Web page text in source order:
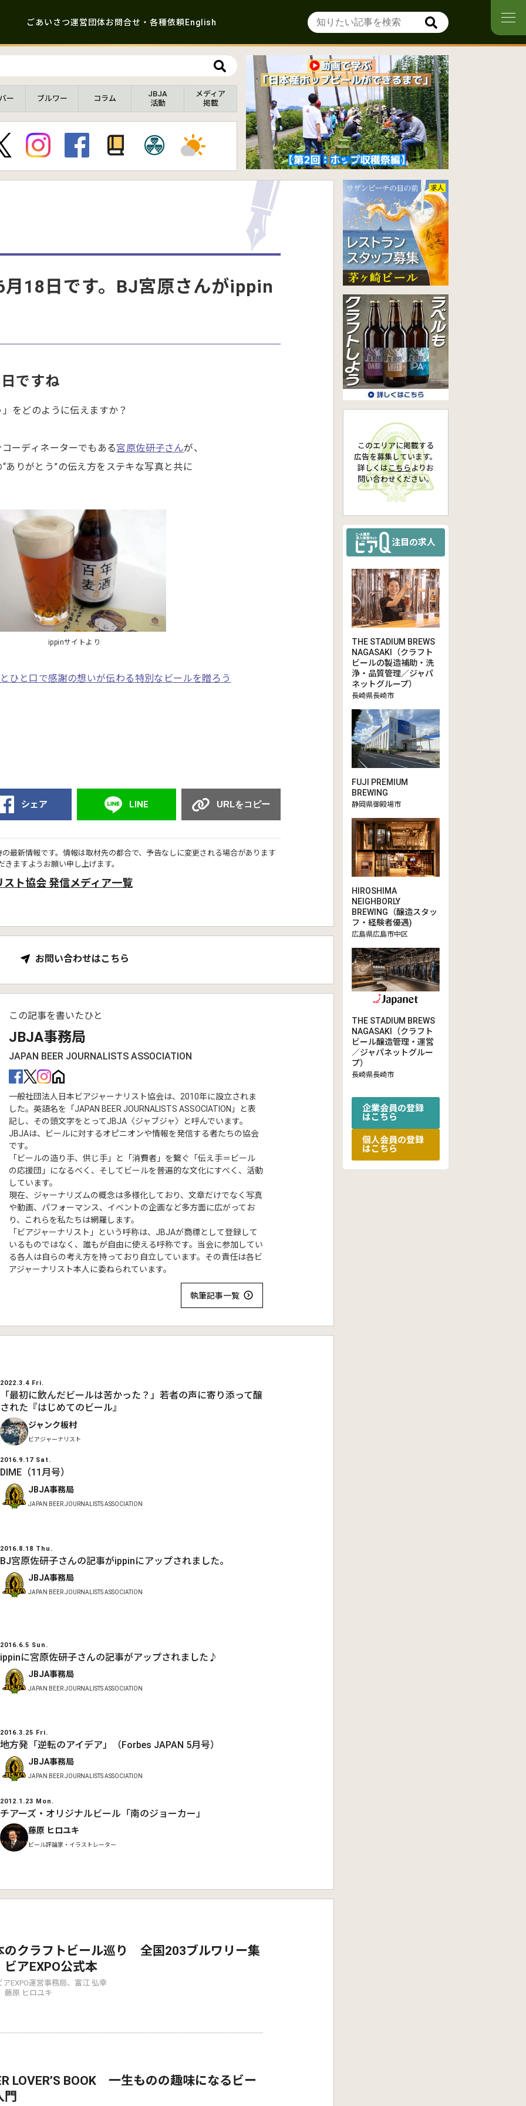
ごあいさつ運営団体お問合せ・各種依頼English
ー ブルワー コラム
JBJA
活動
メディア
掲載
18日です。BJ宮原さんがippin
ですね
をどのように伝えますか？
ーディネーターでもある宮原佐研子さんが、
ありがとう”の伝え方をステキな写真と共に
ippinサイトより
ひと口で感謝の想いが伝わる特別なビールを贈ろう
シェア LINE URLをコピー
最新情報です。情報は取材先の都合で、予告なしに変更される場合があります
ますようお願い申し上げます。
ト協会 発信メディア一覧
お問い合わせはこちら
この記事を書いたひと
JBJA事務局
JAPAN BEER JOURNALISTS ASSOCIATION
一般社団法人日本ビアジャーナリスト協会は、2010年に設立されま
した。英語名を「JAPAN BEER JOURNALISTS ASSOCIATION」と表
記し、その頭文字をとってJBJA〈ジャブジャ〉と呼んでいます。
JBJAは、ビールに対するオピニオンや情報を発信する者たちの協会
です。
「ビールの造り手、供じ手」と「消費者」を繋ぐ「伝え手＝ビール
の応援団」になるべく、そしてビールを普遍的な文化にすべく、活動
しています。
現在、ジャーナリズムの概念は多様化しており、文章だけでなく写真
や動画、パフォーマンス、イベントの企画など多方面に広がってお
り、これらを私たちは網羅します。
「ビアジャーナリスト」という呼称は、JBJAが商標として登録して
いるものではなく、誰もが自由に使える呼称です。当会に参加してい
る各人は自らの考え方を持っており自立しています。その責任は各ビ
アジャーナリスト本人に委ねられています。
執筆記事一覧
2022.3.4 Fri.
「最初に飲んだビールは苦かった？」若者の声に寄り添って醸
された『はじめてのビール』
ジャンク板村
ビアジャーナリスト
2016.9.17 Sat.
DIME（11月号）
JBJA事務局
JAPAN BEER JOURNALISTS ASSOCIATION
2016.8.18 Thu.
BJ宮原佐研子さんの記事がippinにアップされました。
JBJA事務局
JAPAN BEER JOURNALISTS ASSOCIATION
2016.6.5 Sun.
ippinに宮原佐研子さんの記事がアップされました♪
JBJA事務局
JAPAN BEER JOURNALISTS ASSOCIATION
2016.3.25 Fri.
地方発「逆転のアイデア」（Forbes JAPAN 5月号）
JBJA事務局
JAPAN BEER JOURNALISTS ASSOCIATION
2012.1.23 Mon.
チアーズ・オリジナルビール「南のジョーカー」
藤原 ヒロユキ
ビール評論家・イラストレーター
のクラフトビール巡り 全国203ブルワリー集
ビアEXPO公式本
アEXPO運営事務局、富江 弘幸
藤原 ヒロユキ
LOVER’S BOOK 一生ものの趣味になるビー
門
このエリアに掲載する
広告を募集しています。
詳しくは こちらより お
問い合わせください。
注目の求人
THE STADIUM BREWS
NAGASAKI（クラフト
ビールの製造補助・洗
浄・品質管理／ジャパ
ネットグループ）
長崎県長崎市
FUJI PREMIUM
BREWING
静岡県御殿場市
HIROSHIMA
NEIGHBORLY
BREWING（醸造スタッ
フ・経験者優遇)
広島県広島市中区
THE STADIUM BREWS
NAGASAKI（クラフト
ビール醸造管理・運営
／ジャパネットグルー
プ）
長崎県長崎市
企業会員の登録
はこちら
個人会員の登録
はこちら